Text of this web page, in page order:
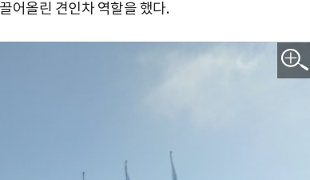
어올린 견인차 역할을 했다.